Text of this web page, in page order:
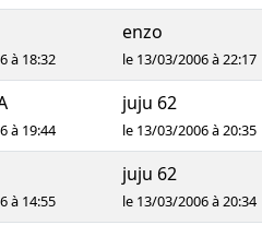
à 18:32
enzo
le 13/03/2006 à 22:17
à 19:44
juju 62
le 13/03/2006 à 20:35
à 14:55
juju 62
le 13/03/2006 à 20:34